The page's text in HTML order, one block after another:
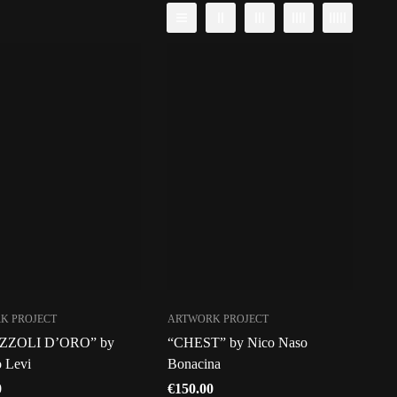
PROJECT
D’ORO” by
Levi
ARTWORK PROJECT
“CHEST” by Nico Naso
Bonacina
€150.00